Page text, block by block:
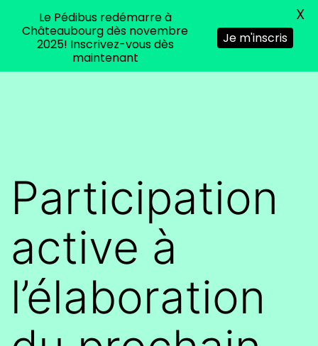
environnement
pour
Chateaubourg
Menu
Participation
active à
l’élaboration
Le Pédibus redémarre à
Châteaubourg dès novembre
2025! Inscrivez-vous dès
maintenant
Je m'inscris
X